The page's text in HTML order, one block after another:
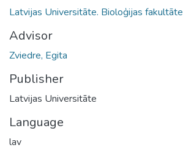
Latvijas Universitāte. Bioloģijas fakultāte
Advisor
Zviedre, Egita
Publisher
Latvijas Universitāte
Language
lav